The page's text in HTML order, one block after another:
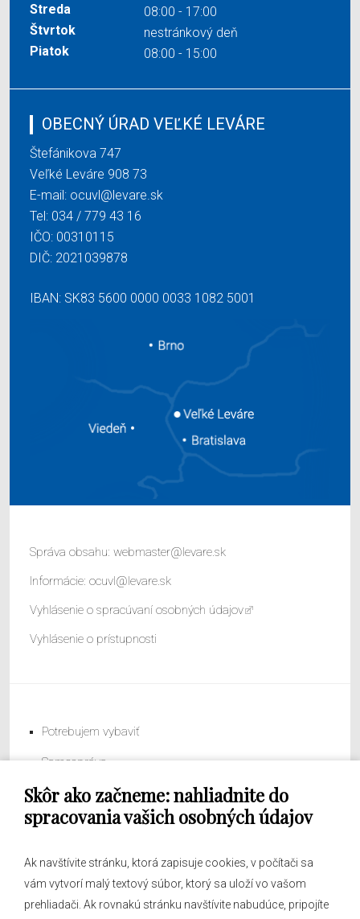
Skôr ako začneme: nahliadnite do
spracovania vašich osobných údajov
Ak navštívite stránku, ktorá zapisuje cookies, v počítači sa
vám vytvorí malý textový súbor, ktorý sa uloží vo vašom
prehliadači. Ak rovnakú stránku navštívite nabudúce, pripojíte
Streda
08:00 - 17:00
Štvrtok
nestránkový deň
Piatok
08:00 - 15:00
OBECNÝ ÚRAD VEĽKÉ LEVÁRE
Štefánikova 747
Veľké Leváre 908 73
E-mail: ocuvl@levare.sk
Tel: 034 / 779 43 16
IČO: 00310115
DIČ: 2021039878
IBAN: SK83 5600 0000 0033 1082 5001
Správa obsahu: webmaster@levare.sk
Informácie: ocuvl@levare.sk
Vyhlásenie o spracúvaní osobných údajov
Vyhlásenie o prístupnosti
Potrebujem vybaviť
Samospráva
Obecný úrad
O obci